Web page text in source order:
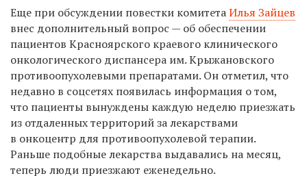
Еще при обсуждении повестки комитетаИлья Зайцев
внес дополнительный вопрос — об обеспечении
пациентов Красноярского краевого клинического
онкологического диспансера им. Крыжановского
противоопухолевыми препаратами. Он отметил, что
недавно в соцсетях появилась информация о том,
что пациенты вынуждены каждую неделю приезжать
из отдаленных территорий за лекарствами
в онкоцентр для противоопухолевой терапии.
Раньше подобные лекарства выдавались на месяц,
теперь люди приезжают еженедельно.